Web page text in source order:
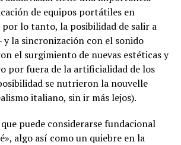
de equipos portátiles en
por lo tanto, la posibilidad de salir a
yla sincronización con elsonido
el surgimiento de nuevas estéticas y
por fuera de la artificialidad de los
se nutrieron la nouvelle
italiano, sin ir más lejos).
puede considerarse fundacional
algo así como un quiebre en la